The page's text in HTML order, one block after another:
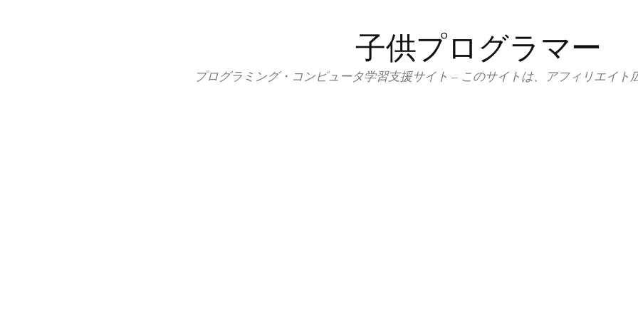
子供プログラマー
プログラミング・コンピュータ学習支援サイト – このサイトは、アフィリエイト